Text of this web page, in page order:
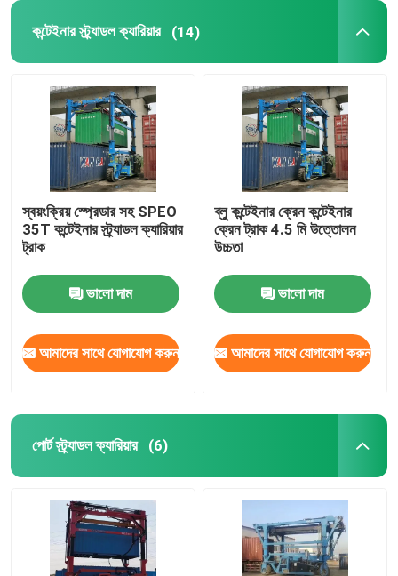
কন্টেইনার স্ট্র্যাডল ক্যারিয়ার (14)
স্বয়ংক্রিয় স্প্রেডার সহ SPEO
35T কন্টেইনার স্ট্র্যাডল ক্যারিয়ার
ট্রাক
ভালো দাম
আমাদের সাথে যোগাযোগ করুন
ব্লু কন্টেইনার ক্রেন কন্টেইনার
ক্রেন ট্রাক 4.5 মি উত্তোলন
উচ্চতা
ভালো দাম
আমাদের সাথে যোগাযোগ করুন
পোর্ট স্ট্র্যাডল ক্যারিয়ার (6)